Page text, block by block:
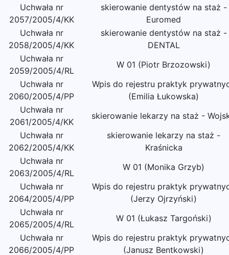
Uchwała nr
2057/2005/4/KK
skierowanie dentystów na staż -
Euromed
Uchwała nr
2058/2005/4/KK
skierowanie dentystów na staż -
DENTAL
Uchwała nr
2059/2005/4/RL
W 01 (Piotr Brzozowski)
Uchwała nr
2060/2005/4/PP
Wpis do rejestru praktyk
(Emilia Łukowska)
Uchwała nr
2061/2005/4/KK
skierowanie lekarzy na staż -
Uchwała nr
2062/2005/4/KK
skierowanie lekarzy na staż -
Kraśnicka
Uchwała nr
2063/2005/4/RL
W 01 (Monika Grzyb)
Uchwała nr
2064/2005/4/PP
Wpis do rejestru praktyk
(Jerzy Ojrzyński)
Uchwała nr
2065/2005/4/RL
W 01 (Łukasz Targoński)
Uchwała nr
2066/2005/4/PP
Wpis do rejestru praktyk
(Janusz Bentkowski)